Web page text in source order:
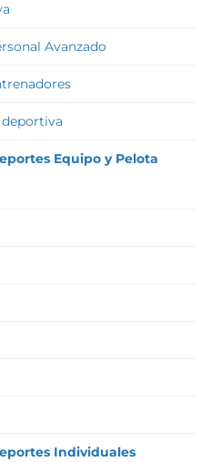
Avanzado
Equipo y Pelota
Individuales